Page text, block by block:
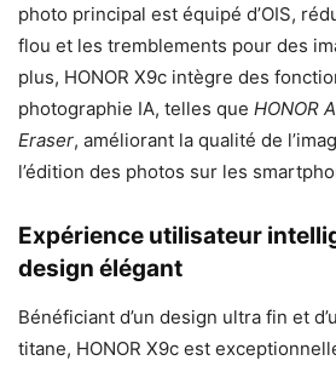
photo principal est équipé d’OIS,
flou et les tremblements pour des
plus, HONOR X9c intègre des
photographie IA, telles que HONOR
Eraser, améliorant la qualité de
l’édition des photos sur les
Expérience utilisateur
design élégant
Bénéficiant d’un design ultra fin et
titane, HONOR X9c est